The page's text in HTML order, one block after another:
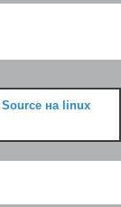
на linux